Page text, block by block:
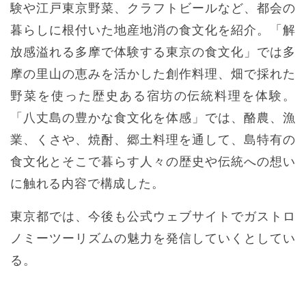
験や江戸東京野菜、クラフトビールなど、都会の
暮らしに根付いた地産地消の食文化を紹介。「解
放感溢れる多摩で体験する東京の食文化」では多
摩の里山の恵みを活かした創作料理、畑で採れた
野菜を使った歴史ある宿坊の伝統料理を体験。
「八丈島の豊かな食文化を体感」では、酪農、漁
業、くさや、焼酎、郷土料理を通して、島特有の
食文化とそこで暮らす人々の歴史や伝統への想い
に触れる内容で構成した。
東京都では、今後も公式ウェブサイトでガストロ
ノミーツーリズムの魅力を発信していくとしてい
る。